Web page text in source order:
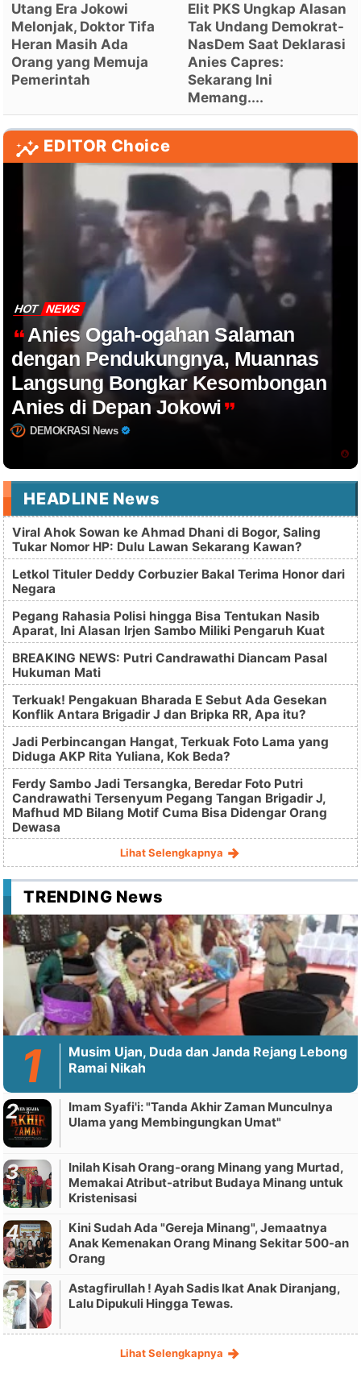
Utang Era Jokowi
Melonjak, Doktor Tifa
Heran Masih Ada
Orang yang Memuja
Pemerintah
Elit PKS Ungkap Alasan
Tak Undang Demokrat-
NasDem Saat Deklarasi
Anies Capres:
Sekarang Ini
Memang....
EDITOR Choice
HOT NEWS
Anies Ogah-ogahan Salaman
dengan Pendukungnya, Muannas
Langsung Bongkar Kesombongan
Anies di Depan Jokowi
DEMOKRASI News
HEADLINE News
Viral Ahok Sowan ke Ahmad Dhani di Bogor, Saling
Tukar Nomor HP: Dulu Lawan Sekarang Kawan?
Letkol Tituler Deddy Corbuzier Bakal Terima Honor dari
Negara
Pegang Rahasia Polisi hingga Bisa Tentukan Nasib
Aparat, Ini Alasan Irjen Sambo Miliki Pengaruh Kuat
BREAKING NEWS: Putri Candrawathi Diancam Pasal
Hukuman Mati
Terkuak! Pengakuan Bharada E Sebut Ada Gesekan
Konflik Antara Brigadir J dan Bripka RR, Apa itu?
Jadi Perbincangan Hangat, Terkuak Foto Lama yang
Diduga AKP Rita Yuliana, Kok Beda?
Ferdy Sambo Jadi Tersangka, Beredar Foto Putri
Candrawathi Tersenyum Pegang Tangan Brigadir J,
Mafhud MD Bilang Motif Cuma Bisa Didengar Orang
Dewasa
Lihat Selengkapnya
TRENDING News
Musim Ujan, Duda dan Janda Rejang Lebong
Ramai Nikah
Imam Syafi'i: "Tanda Akhir Zaman Munculnya
Ulama yang Membingungkan Umat"
Inilah Kisah Orang-orang Minang yang Murtad,
Memakai Atribut-atribut Budaya Minang untuk
Kristenisasi
Kini Sudah Ada "Gereja Minang", Jemaatnya
Anak Kemenakan Orang Minang Sekitar 500-an
Orang
Astagfirullah ! Ayah Sadis Ikat Anak Diranjang,
Lalu Dipukuli Hingga Tewas.
Lihat Selengkapnya